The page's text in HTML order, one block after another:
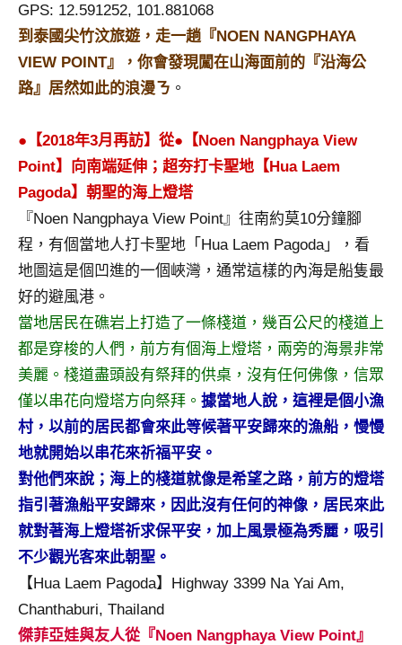
作
達
人
對
象。
GPS: 12.591252, 101.881068
到泰國尖竹汶旅遊，走一趟『NOEN NANGPHAYA
VIEW POINT』，你會發現闖在山海面前的『沿海公
路』居然如此的浪漫ㄋ 。
●【2018年3月再訪】從●【Noen Nangphaya View
Point】向南端延伸；超夯打卡聖地【Hua Laem
Pagoda】朝聖的海上燈塔
『Noen Nangphaya View Point』往南約莫10分鐘腳
程，有個當地人打卡聖地「Hua Laem Pagoda」，看
地圖這是個凹進的一個峽灣，通常這樣的內海是船隻最
好的避風港。
當地居民在礁岩上打造了一條棧道，幾百公尺的棧道上
都是穿梭的人們，前方有個海上燈塔，兩旁的海景非常
美麗。棧道盡頭設有祭拜的供桌，沒有任何佛像，信眾
僅以串花向燈塔方向祭拜 。 據當地人說，這裡是個小漁
村，以前的居民都會來此等候著平安歸來的漁船，慢慢
地就開始以串花來祈福平安。
對他們來說；海上的棧道就像是希望之路，前方的燈塔
指引著漁船平安歸來，因此沒有任何的神像，居民來此
就對著海上燈塔祈求保平安，加上風景極為秀麗，吸引
不少觀光客來此朝聖。
【Hua Laem Pagoda】Highway 3399 Na Yai Am,
Chanthaburi, Thailand
傑菲亞娃與友人從『Noen Nangphaya View Point』